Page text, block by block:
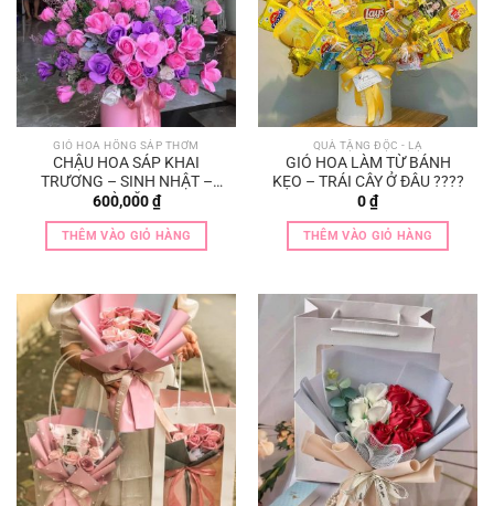
GIỎ HOA HỒNG SÁP THƠM
CHẬU HOA SÁP KHAI
TRƯƠNG – SINH NHẬT –
QUÀ TẶNG
600,000₫
THÊM VÀO GIỎ HÀNG
QUÀ TẶNG ĐỘC - LẠ
GIỎ HOA LÀM TỪ BÁNH
KẸO – TRÁI CÂY Ở ĐÂU ????
0₫
THÊM VÀO GIỎ HÀNG